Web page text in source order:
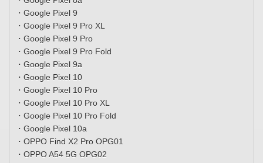
・Google Pixel 9
・Google Pixel 9 Pro XL
・Google Pixel 9 Pro
・Google Pixel 9 Pro Fold
・Google Pixel 9a
・Google Pixel 10
・Google Pixel 10 Pro
・Google Pixel 10 Pro XL
・Google Pixel 10 Pro Fold
・Google Pixel 10a
・OPPO Find X2 Pro OPG01
・OPPO A54 5G OPG02